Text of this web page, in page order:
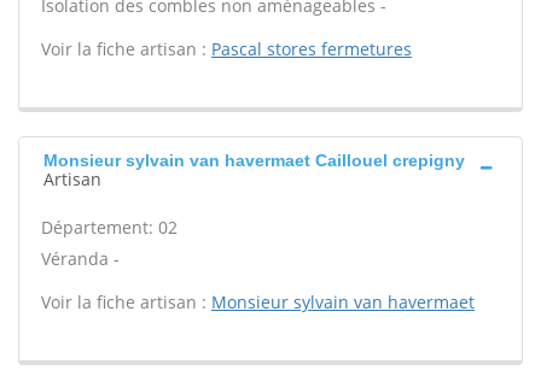
Isolation des combles non aménageables -
Voir la fiche artisan : Pascal stores fermetures
Monsieur sylvain van havermaet Caillouel crepigny
Artisan
Département: 02
Véranda -
Voir la fiche artisan : Monsieur sylvain van havermaet